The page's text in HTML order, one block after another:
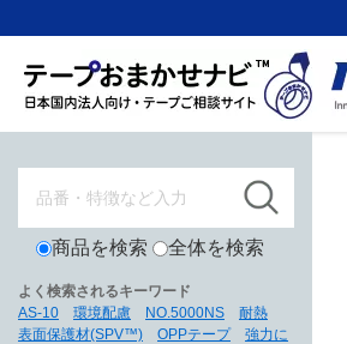
商品を検索 全体を検索
よく検索されるキーワード
AS-10
環境配慮 NO.5000NS
耐熱
表面保護材(SPV™)
OPPテープ
強力に